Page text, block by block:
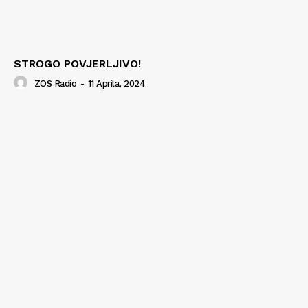
STROGO POVJERLJIVO!
ZOS Radio - 11 Aprila, 2024